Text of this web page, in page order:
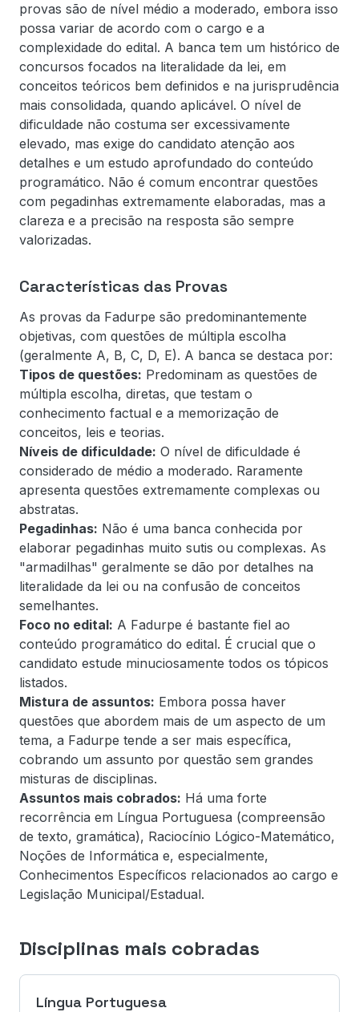
provas são de nível médio a moderado, embora isso
possa variar de acordo com o cargo e a
complexidade do edital. A banca tem um histórico de
concursos focados na literalidade da lei, em
conceitos teóricos bem definidos e na jurisprudência
mais consolidada, quando aplicável. O nível de
dificuldade não costuma ser excessivamente
elevado, mas exige do candidato atenção aos
detalhes e um estudo aprofundado do conteúdo
programático. Não é comum encontrar questões
com pegadinhas extremamente elaboradas, mas a
clareza e a precisão na resposta são sempre
valorizadas.
Características das Provas
As provas da Fadurpe são predominantemente
objetivas, com questões de múltipla escolha
(geralmente A, B, C, D, E). A banca se destaca por:
Tipos de questões: Predominam as questões de
múltipla escolha, diretas, que testam o
conhecimento factual e a memorização de
conceitos, leis e teorias.
Níveis de dificuldade: O nível de dificuldade é
considerado de médio a moderado. Raramente
apresenta questões extremamente complexas ou
abstratas.
Pegadinhas: Não é uma banca conhecida por
elaborar pegadinhas muito sutis ou complexas. As
"armadilhas" geralmente se dão por detalhes na
literalidade da lei ou na confusão de conceitos
semelhantes.
Foco no edital: A Fadurpe é bastante fiel ao
conteúdo programático do edital. É crucial que o
candidato estude minuciosamente todos os tópicos
listados.
Mistura de assuntos: Embora possa haver
questões que abordem mais de um aspecto de um
tema, a Fadurpe tende a ser mais específica,
cobrando um assunto por questão sem grandes
misturas de disciplinas.
Assuntos mais cobrados: Há uma forte
recorrência em Língua Portuguesa (compreensão
de texto, gramática), Raciocínio Lógico-Matemático,
Noções de Informática e, especialmente,
Conhecimentos Específicos relacionados ao cargo e
Legislação Municipal/Estadual.
Disciplinas mais cobradas
Língua Portuguesa